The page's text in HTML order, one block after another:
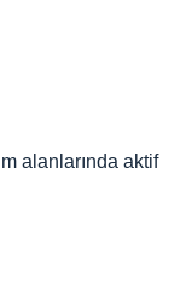
alanlarında aktif